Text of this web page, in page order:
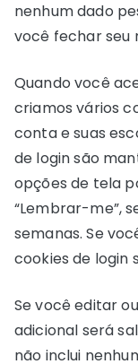
nenhum dado
você fechar seu
Quando você
criamos vários
conta e suas
de login são
opções de tela
“Lembrar-me”,
semanas. Se
cookies de login
Se você editar
adicional será
não inclui